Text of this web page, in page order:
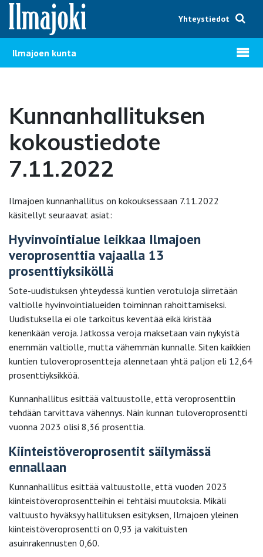
Hyppää sisältöön
Yhteystiedot
Ilmajoen kunta Avaa
Kunnanhallituksen
kokoustiedote
7.11.2022
Ilmajoen kunnanhallitus on kokouksessaan 7.11.2022
käsitellyt seuraavat asiat:
Hyvinvointialue leikkaa Ilmajoen
veroprosenttia vajaalla 13
prosenttiyksiköllä
Sote-uudistuksen yhteydessä kuntien verotuloja siirretään
valtiolle hyvinvointialueiden toiminnan rahoittamiseksi.
Uudistuksella ei ole tarkoitus keventää eikä kiristää
kenenkään veroja. Jatkossa veroja maksetaan vain nykyistä
enemmän valtiolle, mutta vähemmän kunnalle. Siten kaikkien
kuntien tuloveroprosentteja alennetaan yhtä paljon eli 12,64
prosenttiyksikköä.
Kunnanhallitus esittää valtuustolle, että veroprosenttiin
tehdään tarvittava vähennys. Näin kunnan tuloveroprosentti
vuonna 2023 olisi 8,36 prosenttia.
Kiinteistöveroprosentit säilymässä
ennallaan
Kunnanhallitus esittää valtuustolle, että vuoden 2023
kiinteistöveroprosentteihin ei tehtäisi muutoksia. Mikäli
valtuusto hyväksyy hallituksen esityksen, Ilmajoen yleinen
kiinteistöveroprosentti on 0,93 ja vakituisten
asuinrakennusten 0,60.